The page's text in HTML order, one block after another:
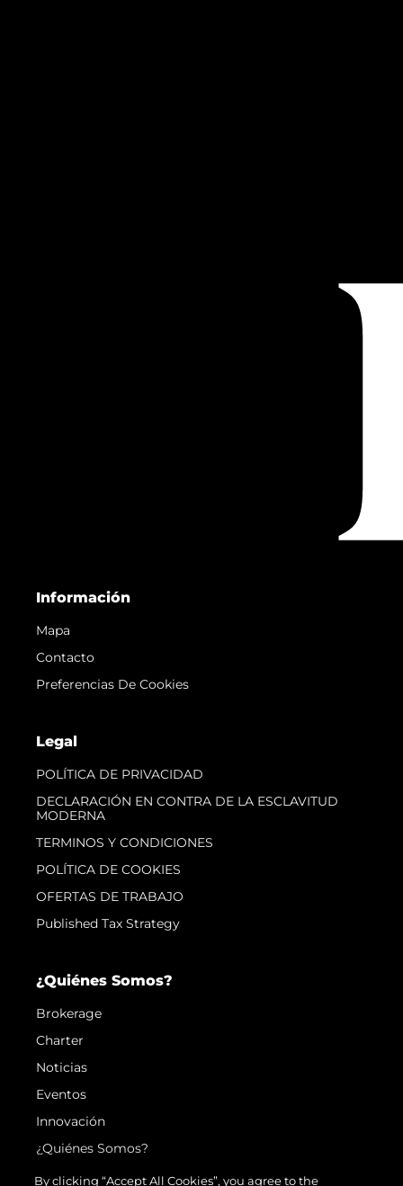
Información
Mapa
Contacto
Preferencias De Cookies
Legal
POLÍTICA DE PRIVACIDAD
DECLARACIÓN EN CONTRA DE LA ESCLAVITUD
MODERNA
TERMINOS Y CONDICIONES
POLÍTICA DE COOKIES
OFERTAS DE TRABAJO
Published Tax Strategy
¿Quiénes Somos?
Brokerage
Charter
Noticias
Eventos
Innovación
¿Quiénes Somos?
El Equipo
By clicking “Accept All Cookies”, you agree to the